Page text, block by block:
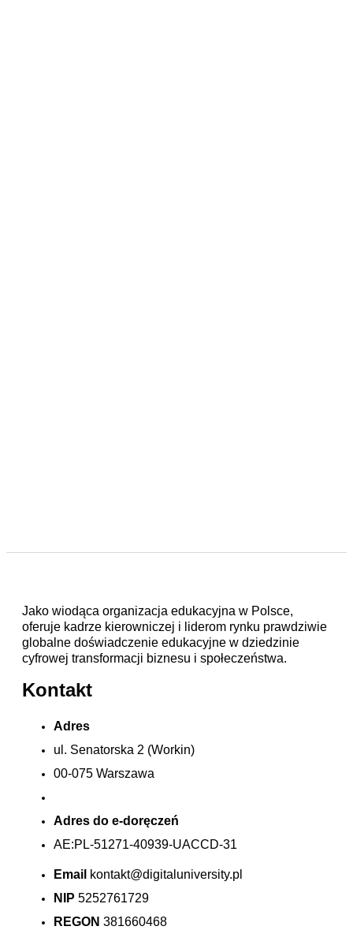
Jako wiodąca organizacja edukacyjna w Polsce,
oferuje kadrze kierowniczej i liderom rynku prawdziwie
globalne doświadczenie edukacyjne w dziedzinie
cyfrowej transformacji biznesu i społeczeństwa.
Kontakt
Adres
ul. Senatorska 2 (Workin)
00-075 Warszawa
Adres do e-doręczeń
AE:PL-51271-40939-UACCD-31
Email kontakt@digitaluniversity.pl
NIP 5252761729
REGON 381660468